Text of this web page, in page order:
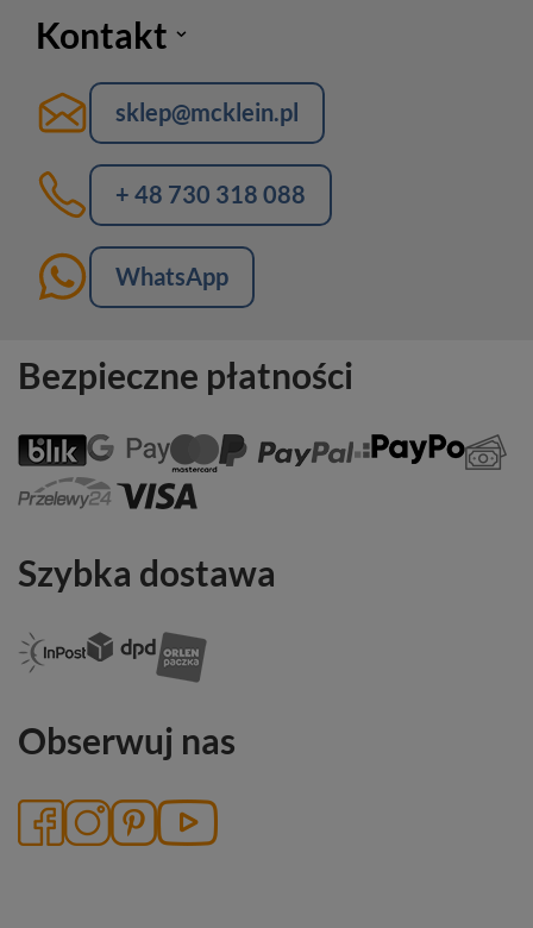
Kontakt
sklep@mcklein.pl
+ 48 730 318 088
WhatsApp
Bezpieczne płatności
Szybka dostawa
Obserwuj nas